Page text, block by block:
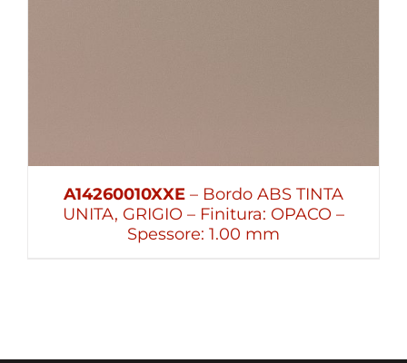
A14260010XXE – Bordo ABS TINTA
UNITA, GRIGIO – Finitura: OPACO –
Spessore: 1.00 mm